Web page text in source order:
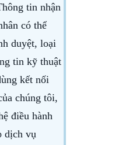
tin nhận
có thể
duyệt, loại
tin kỹ thuật
kết nối
chúng tôi,
điều hành
dịch vụ